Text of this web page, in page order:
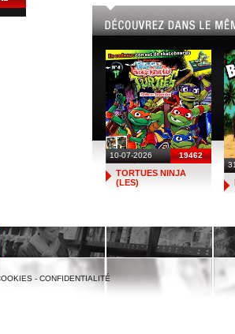
10-07-2026 19462
TORTUES NINJA
(LES)
- CONFIDENTIALITÉ